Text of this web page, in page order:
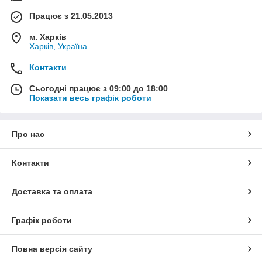
Працює з 21.05.2013
м. Харків
Харків, Україна
Контакти
Сьогодні працює з 09:00 до 18:00
Показати весь графік роботи
Про нас
Контакти
Доставка та оплата
Графік роботи
Повна версія сайту